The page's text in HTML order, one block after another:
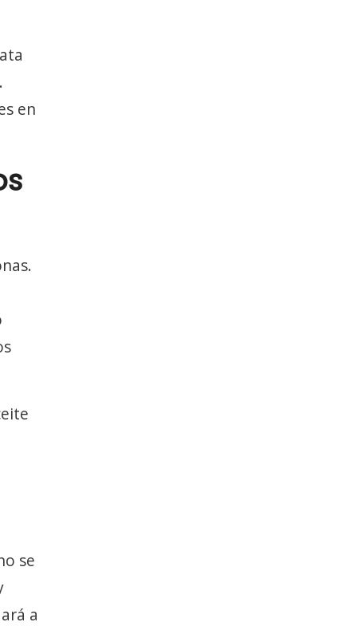
en
se
a